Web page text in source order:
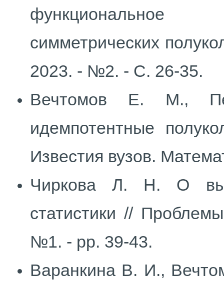
функциональное
симметрических
2023. - №2. - С. 26-35.
Вечтомов Е. М.,
идемпотентные
Известия вузов.
Чиркова Л. Н. О
статистики //
№1. - pp. 39-43.
Варанкина В. И.,